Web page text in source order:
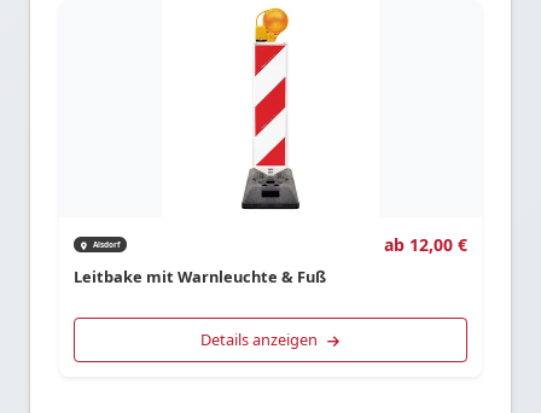
Alsdorf ab 12,00 €
Leitbake mit Warnleuchte & Fuß
Details anzeigen